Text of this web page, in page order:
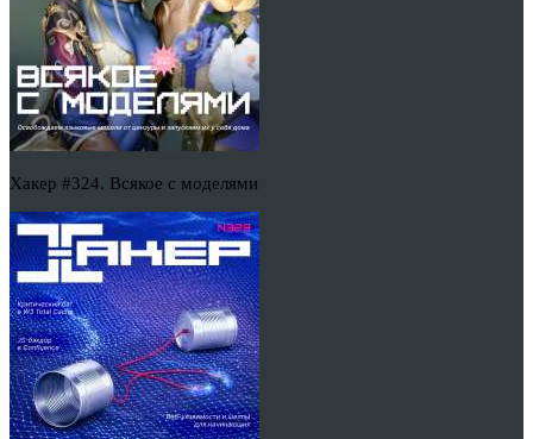
Хакер #324. Всякое с моделями